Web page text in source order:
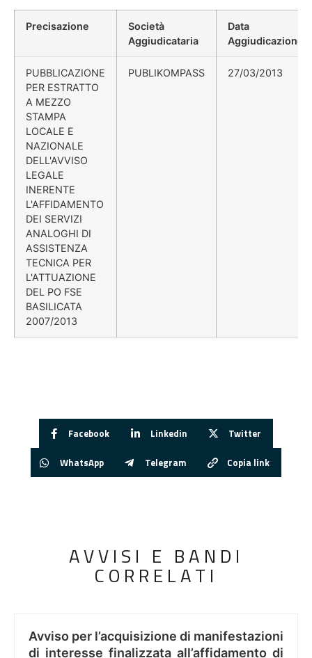
Precisazione
Società
Aggiudicataria
Data
Aggiudicazione
PUBBLICAZIONE
PER ESTRATTO
A MEZZO
STAMPA
LOCALE E
NAZIONALE
DELL'AVVISO
LEGALE
INERENTE
L'AFFIDAMENTO
DEI SERVIZI
ANALOGHI DI
ASSISTENZA
TECNICA PER
L'ATTUAZIONE
DEL PO FSE
BASILICATA
2007/2013
PUBLIKOMPASS 27/03/2013
Facebook Linkedin Twitter
WhatsApp Telegram Copia link
AVVISI E BANDI
CORRELATI
Avviso per l’acquisizione di manifestazioni
di interesse finalizzata all’affidamento di